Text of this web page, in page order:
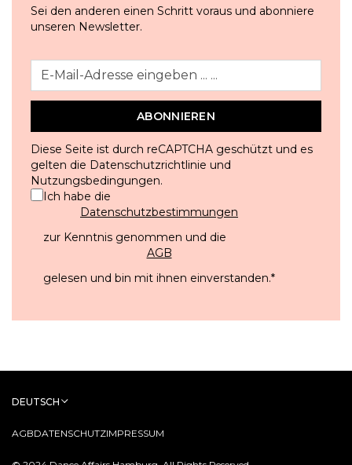
Sei den anderen einen Schritt voraus und abonniere
unseren Newsletter.
ABONNIEREN
Diese Seite ist durch reCAPTCHA geschützt und es
gelten die Datenschutzrichtlinie und
Nutzungsbedingungen.
Ich habe die
Datenschutzbestimmungen
zur Kenntnis genommen und die
AGB
gelesen und bin mit ihnen einverstanden.*
AGBDATENSCHUTZIMPRESSUM
DEUTSCH